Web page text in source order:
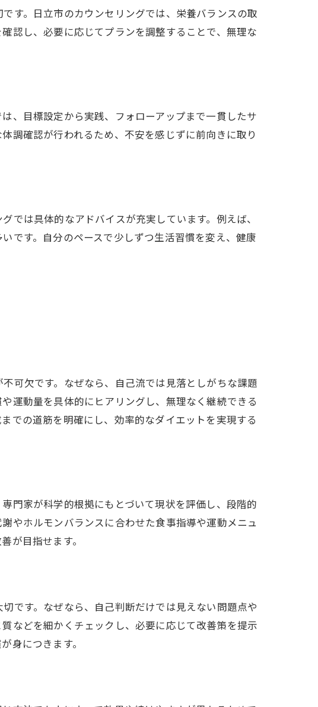
の魅力
成功例
ける
適化
案
見
り
す。日立市のカウンセリングでは、栄養バランスの取
認し、必要に応じてプランを調整することで、無理な
、目標設定から実践、フォローアップまで一貫したサ
調確認が行われるため、不安を感じずに前向きに取り
では具体的なアドバイスが充実しています。例えば、
です。自分のペースで少しずつ生活習慣を変え、健康
可欠です。なぜなら、自己流では見落としがちな課題
運動量を具体的にヒアリングし、無理なく継続できる
での道筋を明確にし、効率的なダイエットを実現する
門家が科学的根拠にもとづいて現状を評価し、段階的
やホルモンバランスに合わせた食事指導や運動メニュ
が目指せます。
です。なぜなら、自己判断だけでは見えない問題点や
などを細かくチェックし、必要に応じて改善策を提示
身につきます。